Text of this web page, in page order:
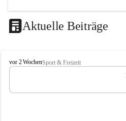
Aktuelle Beiträge
L
V
a
vor 2 WochenSport & Freizeit